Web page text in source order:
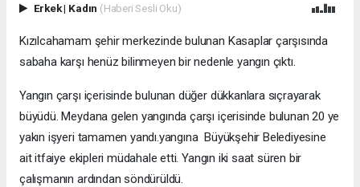
Erkek| Kadın (Haberi Sesli Oku)
Kızılcahamam şehir merkezinde bulunan Kasaplar çarşısında
sabaha karşı henüz bilinmeyen bir nedenle yangın çıktı.
Yangın çarşı içerisinde bulunan düğer dükkanlara sıçrayarak
büyüdü. Meydana gelen yangında çarşı içerisinde bulunan 20 ye
yakın işyeri tamamen yandı.yangına Büyükşehir Belediyesine
ait itfaiye ekipleri müdahale etti. Yangın iki saat süren bir
çalışmanın ardından söndürüldü.